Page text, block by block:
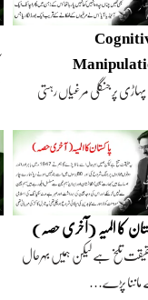
پر جنگلی مرغیاں رہتی
کا المیہ (آخری حصہ)
تلخ ہے لیکن ہمیں بہرحال
پڑے…